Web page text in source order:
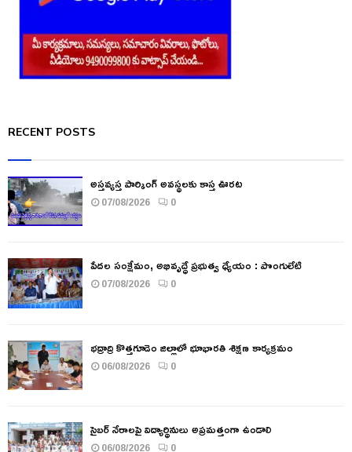
RECENT POSTS
అస్తవ్యస్త పార్కింగ్ అవస్థలకు కాస్త ఊరట
07/08/2026 0
పేదల సంక్షేమం, అభివృద్ధే ప్రభుత్వ ధ్యేయం : పొంగులేటి
07/08/2026 0
భద్రాద్రి కొత్తగూడెం జిల్లాలో భూభారతి శిక్షణ కార్యక్రమం
06/08/2026 0
సైబర్ నేరాలపై విద్యార్థినులు అప్రమత్తంగా ఉండాలి
06/08/2026 0